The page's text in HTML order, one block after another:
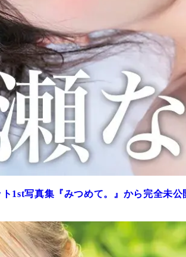
ト1st写真集『みつめて。』から完全未